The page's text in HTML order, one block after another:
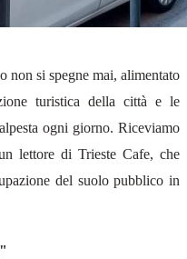
non si spegne mai, alimentato
turistica della città e le
ogni giorno. Riceviamo
lettore di Trieste Cafe, che
del suolo pubblico in